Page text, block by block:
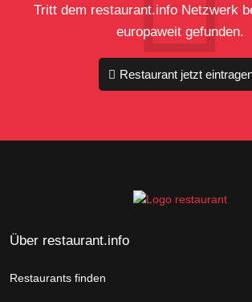
Tritt dem restaurant.info Netzwerk
europaweit gefunden.
Restaurant jetzt
Über restaurant.info
Restaurants finden